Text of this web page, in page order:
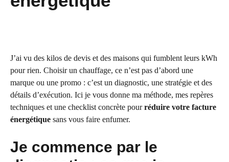
J’ai vu des kilos de devis et des maisons qui fumblent leurs kWh
pour rien. Choisir un chauffage, ce n’est pas d’abord une
marque ou une promo : c’est un diagnostic, une stratégie et des
détails d’exécution. Ici je vous donne ma méthode, mes repères
techniques et une checklist concrète pourréduire votre facture
énergétique sans vous faire enfumer.
Je commence par le